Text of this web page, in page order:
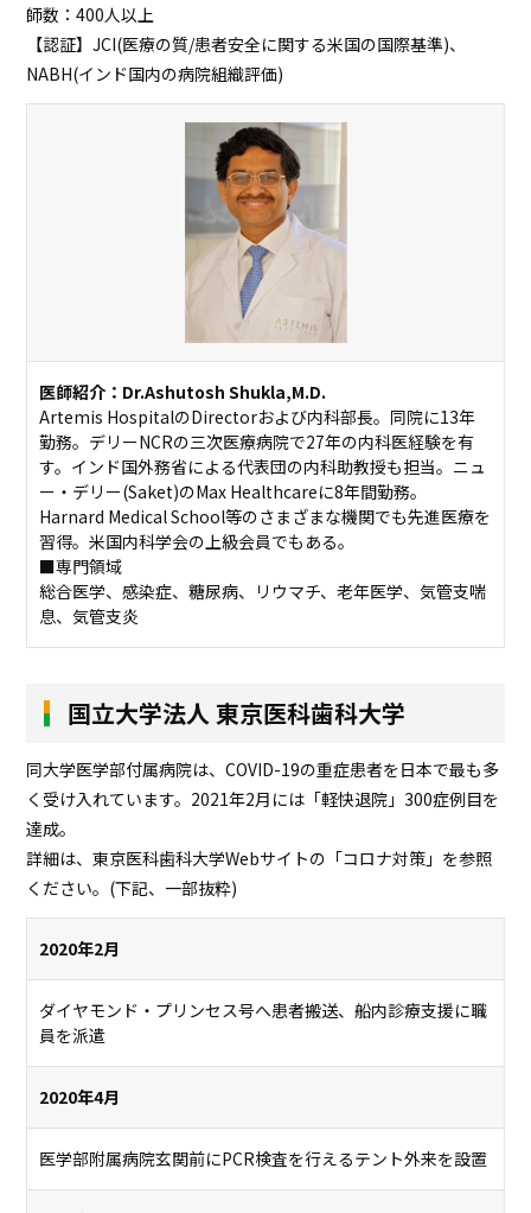
師数：400人以上
【認証】JCI(医療の質/患者安全に関する米国の国際基準)、
NABH(インド国内の病院組織評価)
医師紹介：Dr.Ashutosh Shukla,M.D.
Artemis HospitalのDirectorおよび内科部長。同院に13年
勤務。デリーNCRの三次医療病院で27年の内科医経験を有
す。インド国外務省による代表団の内科助教授も担当。ニュ
ー・デリー(Saket)のMax Healthcareに8年間勤務。
Harnard Medical School等のさまざまな機関でも先進医療を
習得。米国内科学会の上級会員でもある。
■専門領域
総合医学、感染症、糖尿病、リウマチ、老年医学、気管支喘
息、気管支炎
国立大学法人 東京医科歯科大学
同大学医学部付属病院は、COVID-19の重症患者を日本で最も多
く受け入れています。2021年2月には「軽快退院」300症例目を
達成。
詳細は、東京医科歯科大学Webサイトの「コロナ対策」を参照
ください。(下記、一部抜粋)
2020年2月
ダイヤモンド・プリンセス号へ患者搬送、船内診療支援に職
員を派遣
2020年4月
医学部附属病院玄関前にPCR検査を行えるテント外来を設置